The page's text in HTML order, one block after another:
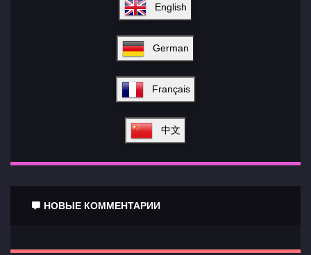
English
German
Français
中文
НОВЫЕ КОММЕНТАРИИ